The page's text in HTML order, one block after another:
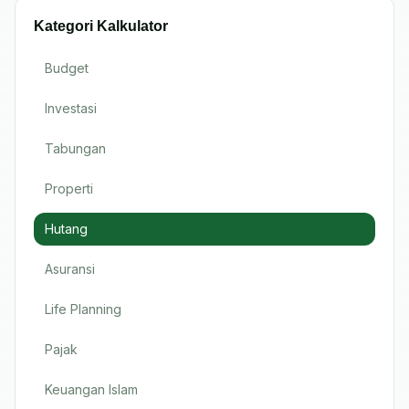
Kategori Kalkulator
Budget
Investasi
Tabungan
Properti
Hutang
Asuransi
Life Planning
Pajak
Keuangan Islam